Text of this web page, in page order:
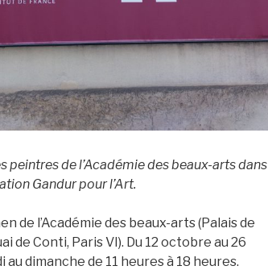
peintres de l’Académie des beaux-arts dans
Gandur pour l’Art.
de l’Académie des beaux-arts (Palais de
de Conti, Paris VI). Du 12 octobre au 26
au dimanche de 11 heures à 18 heures.